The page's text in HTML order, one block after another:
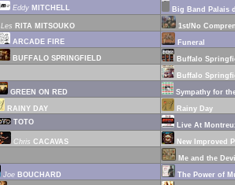
Eddy MITCHELL
Big Band Palais
Les RITA MITSOUKO
1st/No
ARCADE FIRE
Funeral
BUFFALO SPRINGFIELD
Buffalo
Buffalo
GREEN ON RED
Sympathy for
RAINY DAY
Rainy Day
TOTO
Live At
Chris CACAVAS
New Improved
Me and the
Joe BOUCHARD
The Power of